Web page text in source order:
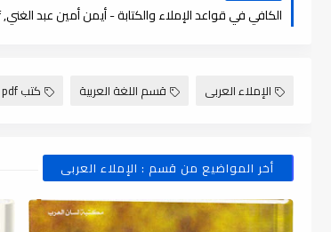
الكافي في قواعد الإملاء والكتابة - أيمن أمين عبد الغني, pdf
الإملاء العربى قسم اللغة العربية كتب pdf
أخر المواضيع من قسم : الإملاء العربى